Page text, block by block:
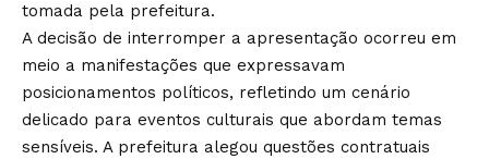
tomada pela prefeitura.
A decisão de interromper a apresentação ocorreu em
meio a manifestações que expressavam
posicionamentos políticos, refletindo um cenário
delicado para eventos culturais que abordam temas
sensíveis. A prefeitura alegou questões contratuais